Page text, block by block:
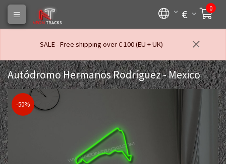
€ 0
SALE - Free shipping over € 100 (EU + UK)
Autódromo Hermanos Rodríguez - Mexico
-50%